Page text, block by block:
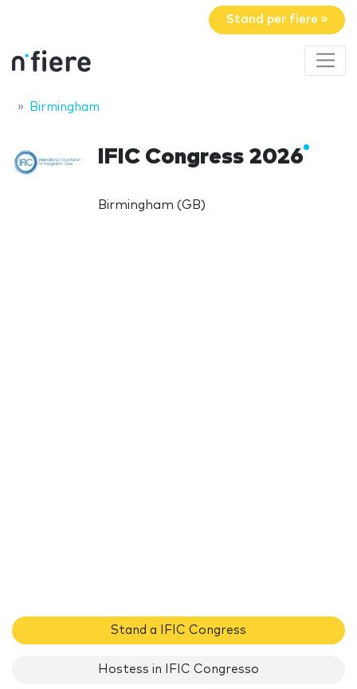
Stand per fiere »
Birmingham
IFIC Congress 2026
Birmingham (GB)
Stand a IFIC Congress
Hostess in IFIC Congresso